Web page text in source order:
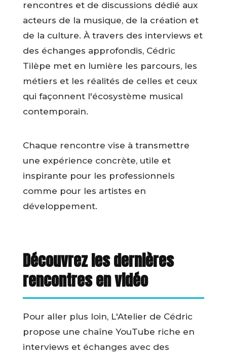
rencontres et de discussions dédié aux
acteurs de la musique, de la création et
de la culture. À travers des interviews et
des échanges approfondis, Cédric
Tilèpe met en lumière les parcours, les
métiers et les réalités de celles et ceux
qui façonnent l'écosystème musical
contemporain.
Chaque rencontre vise à transmettre
une expérience concrète, utile et
inspirante pour les professionnels
comme pour les artistes en
développement.
Découvrez les dernières
rencontres en vidéo
Pour aller plus loin, L'Atelier de Cédric
propose une chaîne YouTube riche en
interviews et échanges avec des